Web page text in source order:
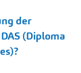
der
(Diploma